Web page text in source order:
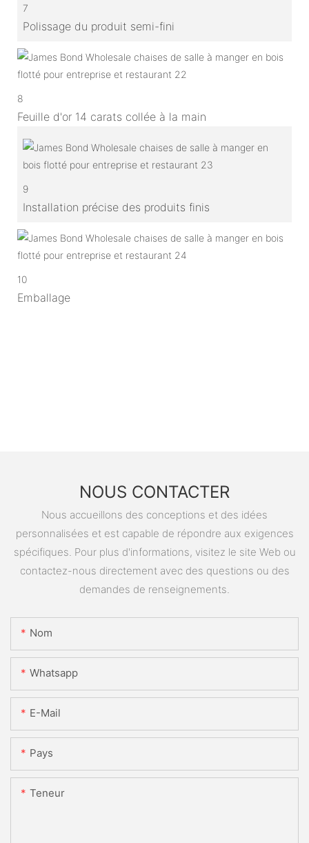
7
Polissage du produit semi-fini
8
Feuille d'or 14 carats collée à la main
9
Installation précise des produits finis
10
Emballage
NOUS CONTACTER
Nous accueillons des conceptions et des idées
personnalisées et est capable de répondre aux exigences
spécifiques. Pour plus d'informations, visitez le site Web ou
contactez-nous directement avec des questions ou des
demandes de renseignements.
Nom
Whatsapp
E-Mail
Pays
Teneur